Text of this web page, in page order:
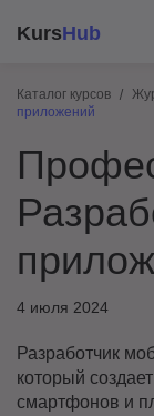
KursHub
Каталог курсов
приложений
4 июля 2024
Разработчик
который
смартфонов и
Разработка
Маркетинг
Дизайн